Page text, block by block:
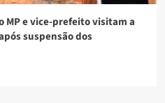
MP e vice-prefeito visitam a
suspensão dos